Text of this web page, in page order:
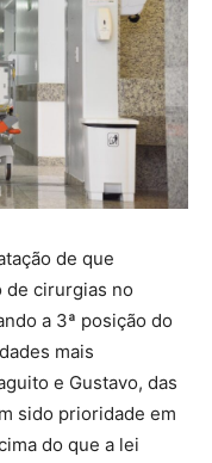
de que
de cirurgias no
a 3ª posição do
mais
e Gustavo, das
sido prioridade em
do que a lei